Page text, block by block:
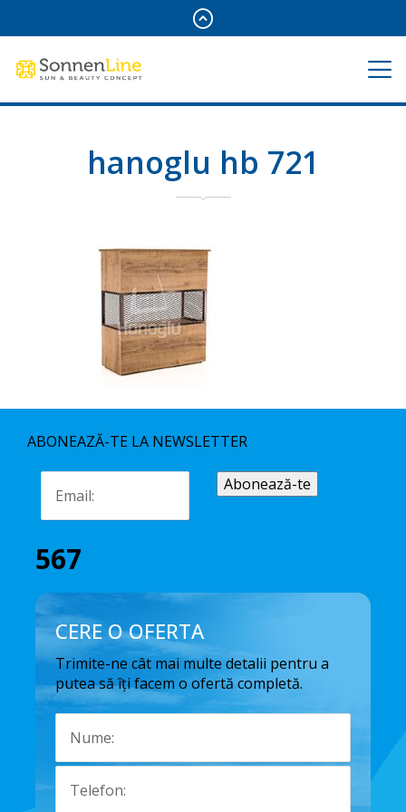
hanoglu hb 721
ABONEAZĂ-TE LA NEWSLETTER
567
CERE O OFERTA
Trimite-ne cât mai multe detalii pentru a
putea să îți facem o ofertă completă.